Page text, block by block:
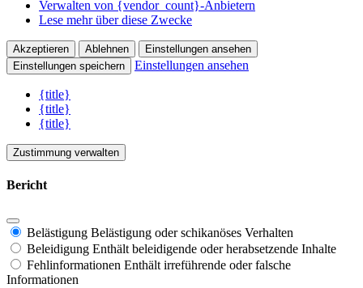
Verwalten von {vendor_count}-Anbietern
Lese mehr über diese Zwecke
Akzeptieren Ablehnen
Einstellungen ansehen
Einstellungen speichern
Einstellungen ansehen
{title}
{title}
{title}
Zustimmung verwalten
Bericht
Belästigung Belästigung oder schikanöses Verhalten
Beleidigung Enthält beleidigende oder herabsetzende Inhalte
Fehlinformationen Enthält irreführende oder falsche
Informationen